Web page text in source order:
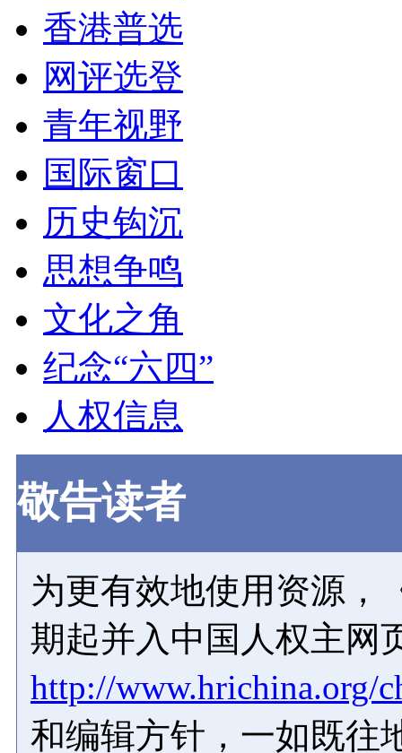
香港普选
网评选登
青年视野
国际窗口
历史钩沉
思想争鸣
文化之角
纪念“六四”
人权信息
敬告读者
为更有效地使用资源，
期起并入中国人权主网
http://www.hrichina.org/
和编辑方针，一如既往